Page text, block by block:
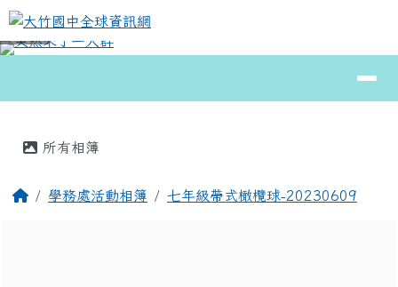
跳至主內容區
大竹國中全球資訊網
⏸
所有相簿
回首頁學務處活動相簿 七年級帶式橄欖球-20230609